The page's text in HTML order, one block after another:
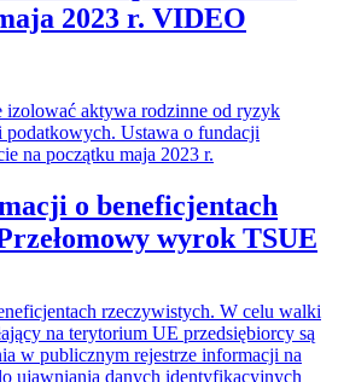
2023 r. VIDEO
izolować aktywa rodzinne od ryzyk
Ustawa o fundacji
na początku maja 2023 r.
o beneficjentach
wyrok TSUE
rzeczywistych. W celu walki
na terytorium UE przedsiębiorcy są
w publicznym rejestrze informacji na
ujawniania danych identyfikacyjnych